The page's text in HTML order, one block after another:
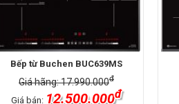
Bếp từ Buchen BUC639MS
Giá hãng: 17.990.000đ
Giá bán: 12.500.000đ